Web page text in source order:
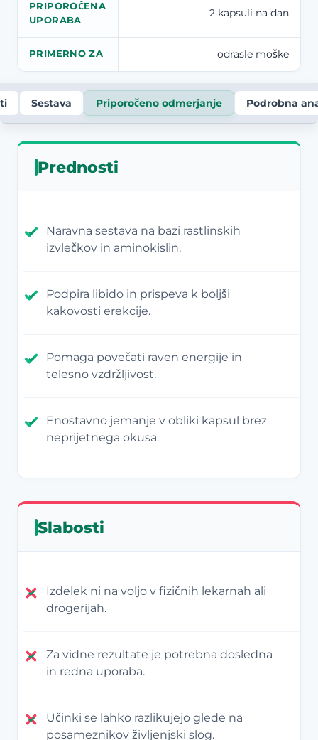
PRIPOROČENA
UPORABA
2 kapsuli na dan
PRIMERNO ZA odrasle moške
Sestava Priporočeno odmerjanje Podrobna
Prednosti
Naravna sestava na bazi rastlinskih
izvlečkov in aminokislin.
Podpira libido in prispeva k boljši
kakovosti erekcije.
Pomaga povečati raven energije in
telesno vzdržljivost.
Enostavno jemanje v obliki kapsul brez
neprijetnega okusa.
Slabosti
Izdelek ni na voljo v fizičnih lekarnah ali
drogerijah.
Za vidne rezultate je potrebna dosledna
in redna uporaba.
Učinki se lahko razlikujejo glede na
posameznikov življenjski slog.